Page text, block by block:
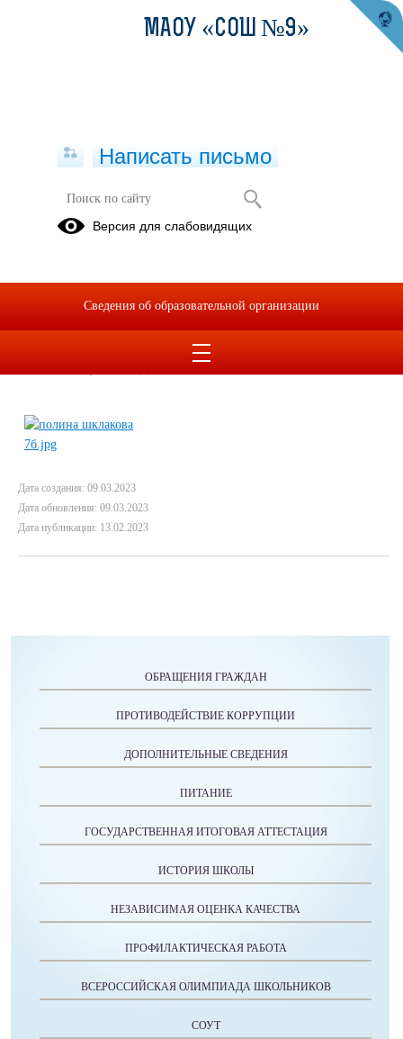
Региональный этап «Лыжне России»
в Нижнем Тагиле.
Шулакова Полина 8 Б
Дата создания: 09.03.2023
Дата обновления: 09.03.2023
Дата публикации: 13.02.2023
ОБРАЩЕНИЯ ГРАЖДАН
ПРОТИВОДЕЙСТВИЕ КОРРУПЦИИ
ДОПОЛНИТЕЛЬНЫЕ СВЕДЕНИЯ
ПИТАНИЕ
ГОСУДАРСТВЕННАЯ ИТОГОВАЯ АТТЕСТАЦИЯ
ИСТОРИЯ ШКОЛЫ
НЕЗАВИСИМАЯ ОЦЕНКА КАЧЕСТВА
ПРОФИЛАКТИЧЕСКАЯ РАБОТА
ВСЕРОССИЙСКАЯ ОЛИМПИАДА ШКОЛЬНИКОВ
СОУТ
МАОУ «СОШ №9»
Написать письмо
Версия для слабовидящих
Сведения об образовательной организации